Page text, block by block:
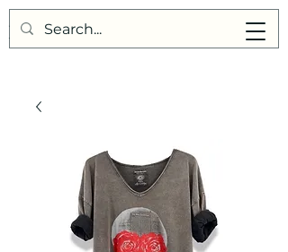
Points de Suture